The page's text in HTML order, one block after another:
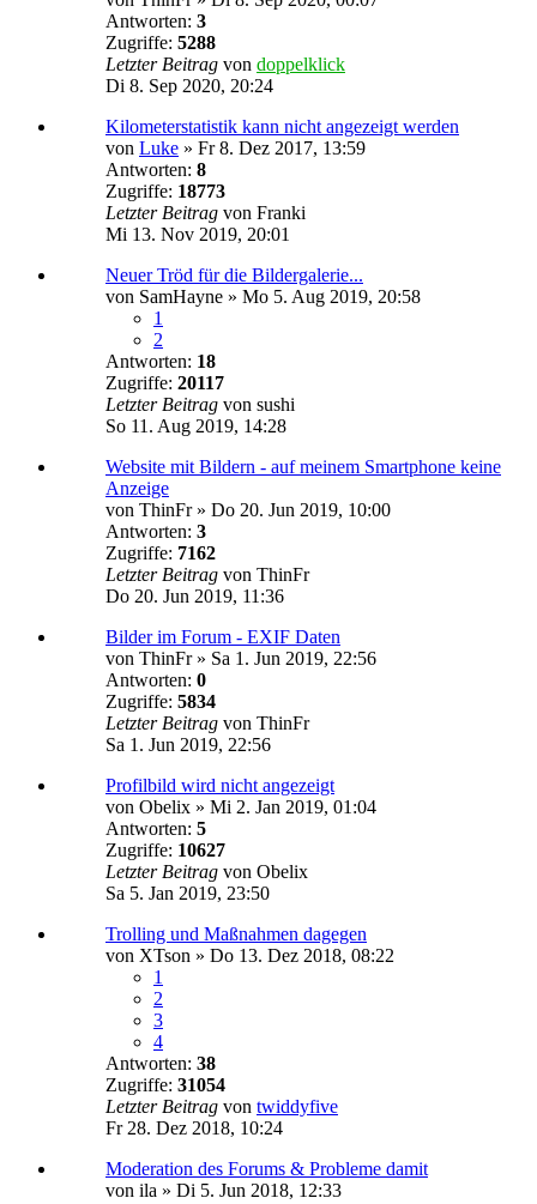
Antworten: 3
Zugriffe: 5288
Letzter Beitrag von doppelklick
Di 8. Sep 2020, 20:24
Kilometerstatistik kann nicht angezeigt werden
von Luke » Fr 8. Dez 2017, 13:59
Antworten: 8
Zugriffe: 18773
Letzter Beitrag von Franki
Mi 13. Nov 2019, 20:01
Neuer Tröd für die Bildergalerie...
von SamHayne » Mo 5. Aug 2019, 20:58
1
2
Antworten: 18
Zugriffe: 20117
Letzter Beitrag von sushi
So 11. Aug 2019, 14:28
Website mit Bildern - auf meinem Smartphone keine
Anzeige
von ThinFr» Do 20. Jun 2019, 10:00
Antworten: 3
Zugriffe: 7162
Letzter Beitrag von ThinFr
Do 20. Jun 2019, 11:36
Bilder im Forum - EXIF Daten
von ThinFr» Sa 1. Jun 2019, 22:56
Antworten: 0
Zugriffe: 5834
Letzter Beitrag von ThinFr
Sa 1. Jun 2019, 22:56
Profilbild wird nicht angezeigt
von Obelix » Mi 2. Jan 2019, 01:04
Antworten: 5
Zugriffe: 10627
Letzter Beitrag von Obelix
Sa 5. Jan 2019, 23:50
Trolling und Maßnahmen dagegen
von XTson » Do 13. Dez 2018, 08:22
1
2
3
4
Antworten: 38
Zugriffe: 31054
Letzter Beitrag von twiddyfive
Fr 28. Dez 2018, 10:24
Moderation des Forums & Probleme damit
von ila » Di 5. Jun 2018, 12:33